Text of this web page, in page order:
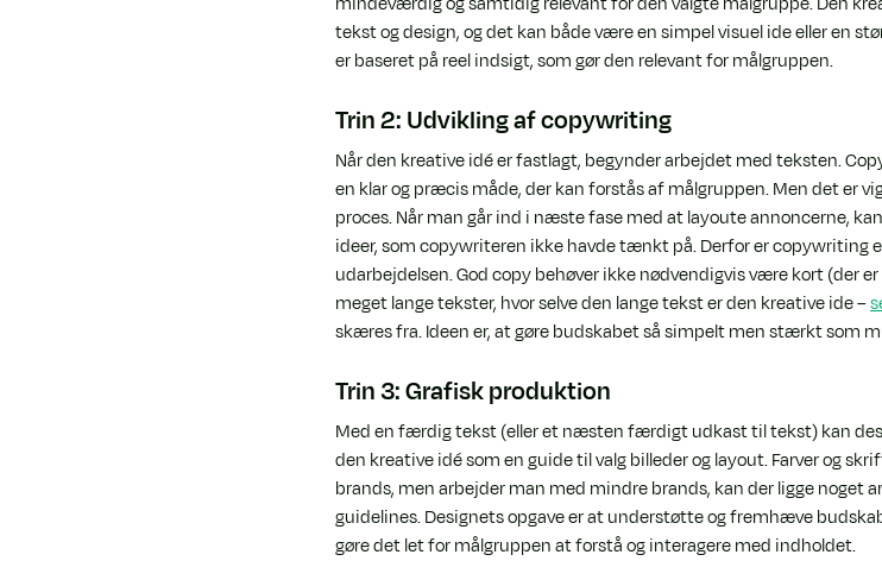
tekst og design, og det kan både være en simpel visuel ide eller en
er baseret på reel indsigt, som gør den relevant for målgruppen.
Trin 2: Udvikling af copywriting
Når den kreative idé er fastlagt, begynder arbejdet med teksten.
en klar og præcis måde, der kan forstås af målgruppen. Men det er
proces. Når man går ind i næste fase med at layoute annoncerne,
ideer, som copywriteren ikke havde tænkt på. Derfor er copywriting
udarbejdelsen. God copy behøver ikke nødvendigvis være kort (der
meget lange tekster, hvor selve den lange tekst er den kreative ide –
skæres fra. Ideen er, at gøre budskabet så simpelt men stærkt som
Trin 3: Grafisk produktion
Med en færdig tekst (eller et næsten færdigt udkast til tekst) kan
den kreative idé som en guide til valg billeder og layout. Farver og
brands, men arbejder man med mindre brands, kan der ligge noget
guidelines. Designets opgave er at understøtte og fremhæve
gøre det let for målgruppen at forstå og interagere med indholdet.